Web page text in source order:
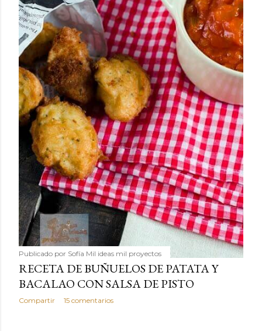
Publicado por Sofía Mil ideas mil proyectos
RECETA DE BUÑUELOS DE PATATA Y
BACALAO CON SALSA DE PISTO
Compartir 15 comentarios